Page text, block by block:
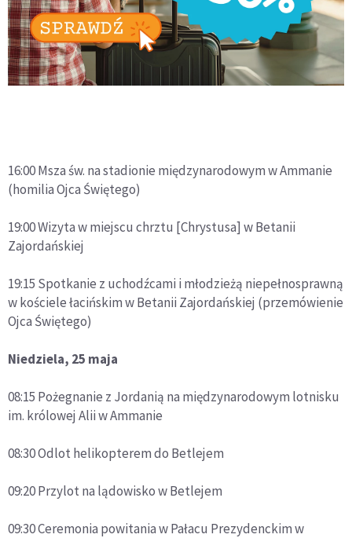
16:00 Msza św. na stadionie międzynarodowym w Ammanie
(homilia Ojca Świętego)
19:00 Wizyta w miejscu chrztu [Chrystusa] w Betanii
Zajordańskiej
19:15 Spotkanie z uchodźcami i młodzieżą niepełnosprawną
w kościele łacińskim w Betanii Zajordańskiej (przemówienie
Ojca Świętego)
Niedziela, 25 maja
08:15 Pożegnanie z Jordanią na międzynarodowym lotnisku
im. królowej Alii w Ammanie
08:30 Odlot helikopterem do Betlejem
09:20 Przylot na lądowisko w Betlejem
09:30 Ceremonia powitania w Pałacu Prezydenckim w